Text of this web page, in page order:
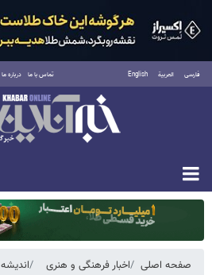
فارسی العربية English تماس با ما درباره ما
یکشنبه ۱۸ مرداد ۱۴۰۵
صفحه اصلی اخبار فرهنگی و هنری اندیشه